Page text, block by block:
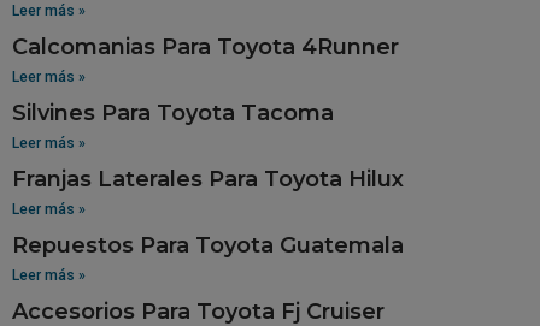
Leer más »
Calcomanias Para Toyota 4Runner
Leer más »
Silvines Para Toyota Tacoma
Leer más »
Franjas Laterales Para Toyota Hilux
Leer más »
Repuestos Para Toyota Guatemala
Leer más »
Accesorios Para Toyota Fj Cruiser